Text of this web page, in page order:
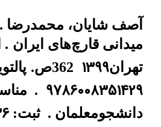
آصف شایان، محمدرضا .
میدانی قارچ‌های ایران .
تهران1399362ص.
9786008351429
. مناسب
دانشجومعلمان . ثبت: